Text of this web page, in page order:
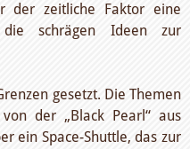
der zeitliche Faktor eine
die schrägen Ideen zur
gesetzt. Die Themen
der „Black Pearl“ aus
ein Space-Shuttle, das zur